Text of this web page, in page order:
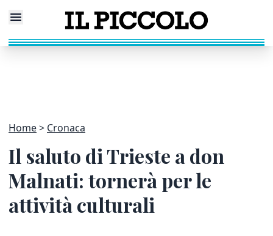
Home Cronaca
Il saluto di Trieste a don
Malnati: tornerà per le
attività culturali